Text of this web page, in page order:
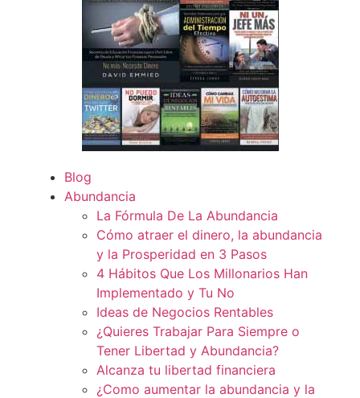
Blog
Abundancia
La Fórmula De La Abundancia
Cómo atraer el dinero, la abundancia
y la Prosperidad en 3 Pasos
4 Hábitos Que Los Millonarios Han
Implementado y Tu No
Ideas de Negocios Rentables
¿Quieres Trabajar Para Siempre o
Tener Libertad y Abundancia?
Alcanza tu libertad financiera
¿Como aumentar la abundancia y la